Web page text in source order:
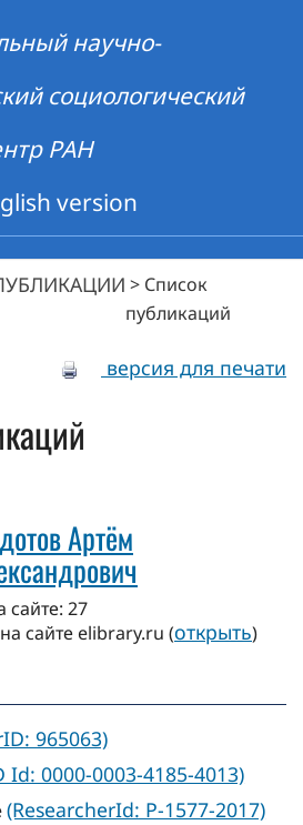
научно-
социологический
РАН
version
> Список
публикаций
версия для печати
Артём
сайте: 27
сайте elibrary.ru (открыть)
965063)
Id: 0000-0003-4185-4013)
(ResearcherId: P-1577-2017)